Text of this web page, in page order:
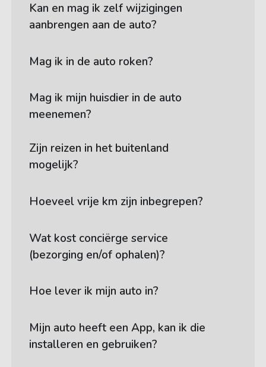
Kan en mag ik zelf wijzigingen
aanbrengen aan de auto?
Mag ik in de auto roken?
Mag ik mijn huisdier in de auto
meenemen?
Zijn reizen in het buitenland
mogelijk?
Hoeveel vrije km zijn inbegrepen?
Wat kost conciërge service
(bezorging en/of ophalen)?
Hoe lever ik mijn auto in?
Mijn auto heeft een App, kan ik die
installeren en gebruiken?